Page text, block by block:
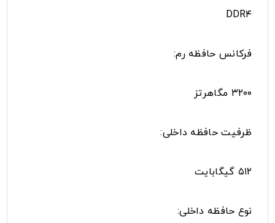
DDR۴
فرکانس حافظه رم:
۳۲۰۰ مگاهرتز
ظرفیت حافظه داخلی:
۵۱۲ گیگابایت
نوع حافظه داخلی: